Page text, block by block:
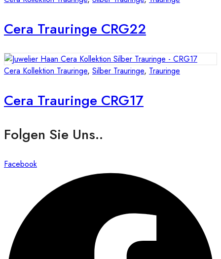
Cera Trauringe CRG22
Cera Kollektion Trauringe, Silber Trauringe, Trauringe
Cera Trauringe CRG17
Folgen Sie Uns..
Facebook